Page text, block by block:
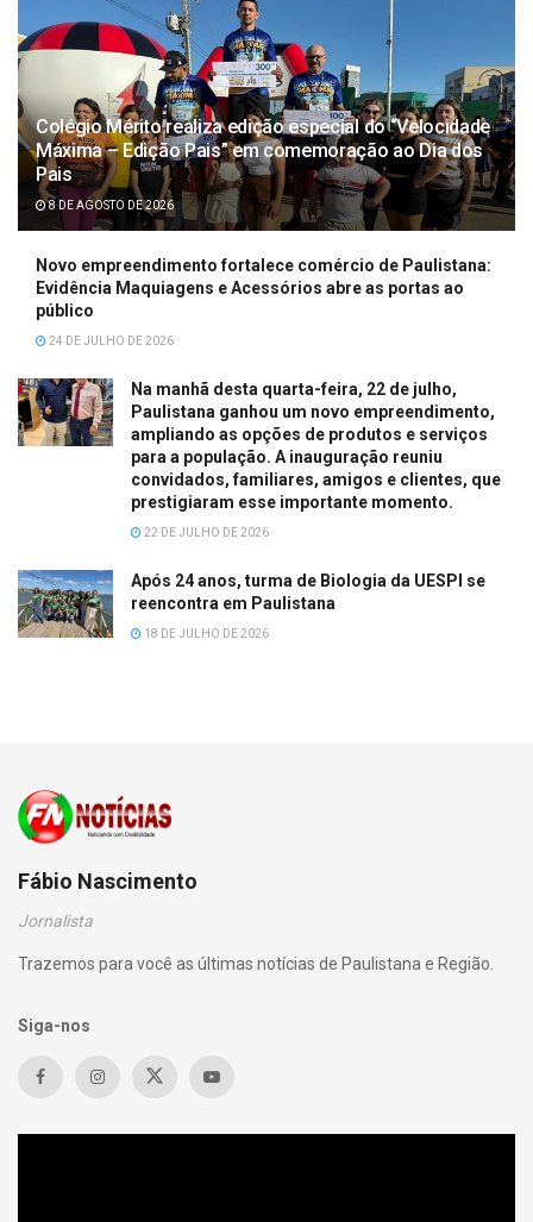
Colégio Mérito realiza edição especial do “Velocidade
Máxima – Edição Pais” em comemoração ao Dia dos
Pais
8 DE AGOSTO DE 2026
Novo empreendimento fortalece comércio de Paulistana:
Evidência Maquiagens e Acessórios abre as portas ao
público
24 DE JULHO DE 2026
Na manhã desta quarta-feira, 22 de julho,
Paulistana ganhou um novo empreendimento,
ampliando as opções de produtos e serviços
para a população. A inauguração reuniu
convidados, familiares, amigos e clientes, que
prestigiaram esse importante momento.
22 DE JULHO DE 2026
Após 24 anos, turma de Biologia da UESPI se
reencontra em Paulistana
18 DE JULHO DE 2026
Fábio Nascimento
Jornalista
Trazemos para você as últimas notícias de Paulistana e Região.
Siga-nos